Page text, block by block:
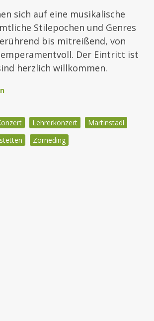
sich auf eine musikalische
Stilepochen und Genres
bis mitreißend, von
Der Eintritt ist
herzlich willkommen.
Lehrerkonzert
Martinstadl
Zorneding